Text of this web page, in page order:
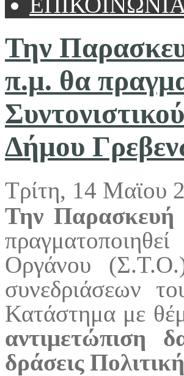
Την
π.μ. θα
Δήμου
Τρίτη, 14 Μαϊου
Την
Οργάνου
συνεδριάσεων
Κατάστημα με
αντιμετώπιση
δράσεις